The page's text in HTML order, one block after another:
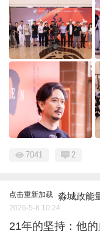
7041 2
点击重新加载 淼城政能
2026-5-8 10:24
21年的坚持：他